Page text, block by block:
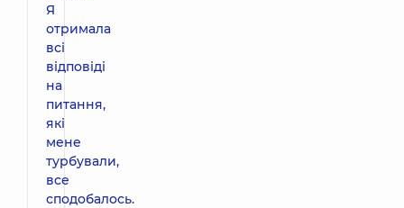
Я
отримала
всі
відповіді
на
питання,
які
мене
турбували,
все
сподобалось.